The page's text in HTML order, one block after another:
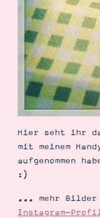
Angebote
Demonstrator
Blog
Gutscheine
Produkte
Über mich
Über
Hier seht ihr
mit meinem
aufgenommen
:)
... mehr Bilder
Instagram-